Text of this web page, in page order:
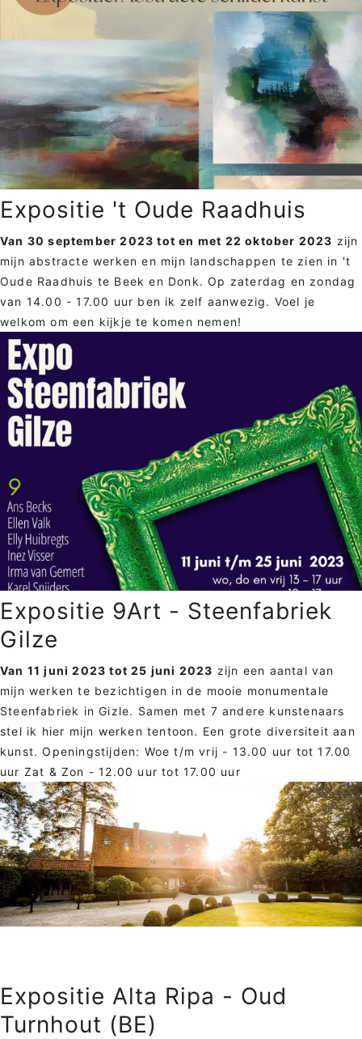
Expositie 't Oude Raadhuis
Van 30 september 2023 tot en met 22 oktober 2023 zijn
mijn abstracte werken en mijn landschappen te zien in 't
Oude Raadhuis te Beek en Donk. Op zaterdag en zondag
van 14.00 - 17.00 uur ben ik zelf aanwezig. Voel je
welkom om een kijkje te komen nemen!
Expositie 9Art - Steenfabriek
Gilze
Van 11 juni 2023 tot 25 juni 2023 zijn een aantal van
mijn werken te bezichtigen in de mooie monumentale
Steenfabriek in Gizle. Samen met 7 andere kunstenaars
stel ik hier mijn werken tentoon. Een grote diversiteit aan
kunst. Openingstijden: Woe t/m vrij - 13.00 uur tot 17.00
uur Zat & Zon - 12.00 uur tot 17.00 uur
Expositie Alta Ripa - Oud
Turnhout (BE)